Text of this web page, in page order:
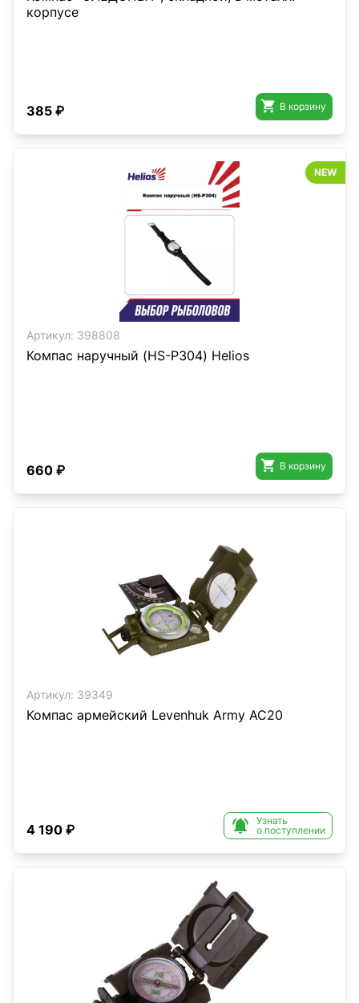
корпусе
385 ₽  В корзину
Артикул: 398808
Компас наручный (HS-P304) Helios
660 ₽  В корзину
NEW
Артикул: 39349
Компас армейский Levenhuk Army AC20
4 190 ₽ 
Узнать
о поступлении